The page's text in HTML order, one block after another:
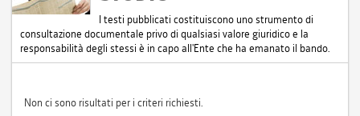
I testi pubblicati costituiscono uno strumento di
consultazione documentale privo di qualsiasi valore giuridico e la
responsabilità degli stessi è in capo all'Ente che ha emanato il bando.
Non ci sono risultati per i criteri richiesti.